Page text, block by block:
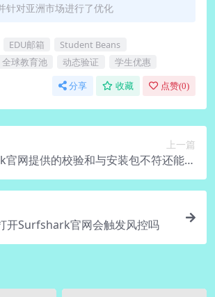
针对亚洲市场进行了优化
EDU邮箱
Student Beans
全球教育池 动态验证 学生优惠
分享 收藏 点赞(0)
上一篇
网提供的校验和与安装包不符还能装
吗
开Surfshark官网会触发风控吗